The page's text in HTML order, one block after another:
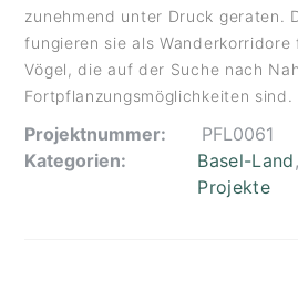
zunehmend unter Druck geraten.
fungieren sie als Wanderkorridore
Vögel, die auf der Suche nach
Fortpflanzungsmöglichkeiten sind.
Projektnummer:
PFL0061
Kategorien:
Basel-Land,
Projekte